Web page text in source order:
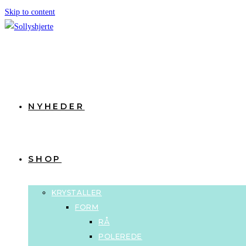
Skip to content
NYHEDER
SHOP
KRYSTALLER
FORM
RÅ
POLEREDE